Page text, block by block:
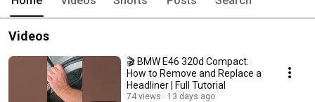
Videos
🎬 BMW E46 320d Compact:
How to Remove and Replace a
Headliner | Full Tutorial
74 views 13 days ago